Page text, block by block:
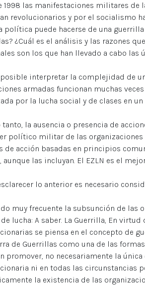
1998 las manifestaciones militares de
revolucionarios y por el socialismo
política puede hacerse de una
¿Cuál es el análisis y las razones
son los que han llevado a cabo las
interpretar la complejidad de
armadas funcionan muchas
por la lucha social y de clases en
tanto, la ausencia o presencia de
político militar de las
de acción basadas en principios
aunque las incluyan. El EZLN es el
lo anterior es necesario
muy frecuente la subsunción de
lucha: A saber. La Guerrilla, En
se piensa en el concepto de
de Guerrillas como una de las
promover, no necesariamente la
ni en todas las circunstancias
la existencia de las